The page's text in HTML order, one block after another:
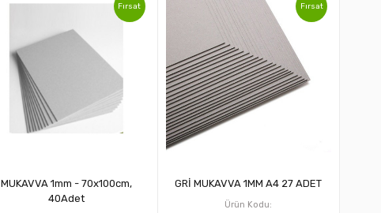
Fırsat
MUKAVVA 1mm - 70x100cm,
40Adet
Fırsat
GRİ MUKAVVA 1MM A4 27 ADET
Ürün Kodu: